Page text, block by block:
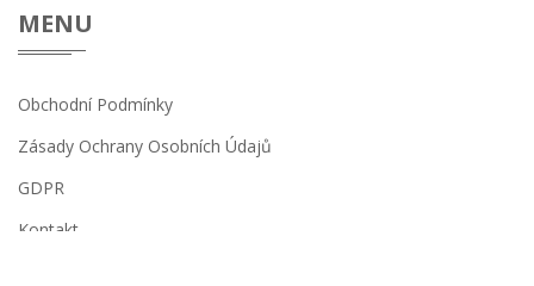
MENU
Obchodní Podmínky
Zásady Ochrany Osobních Údajů
GDPR
Kontakt